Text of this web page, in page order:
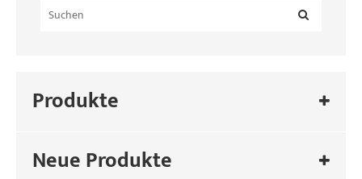
Produkte
Neue Produkte